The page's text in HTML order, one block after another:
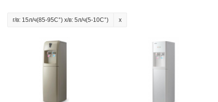
г/в: 15л/ч(85-95C°) х/в: 5л/ч(5-10C°)